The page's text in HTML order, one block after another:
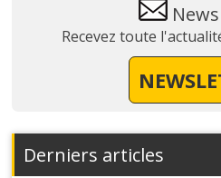
Recevez toute
Derniers articles